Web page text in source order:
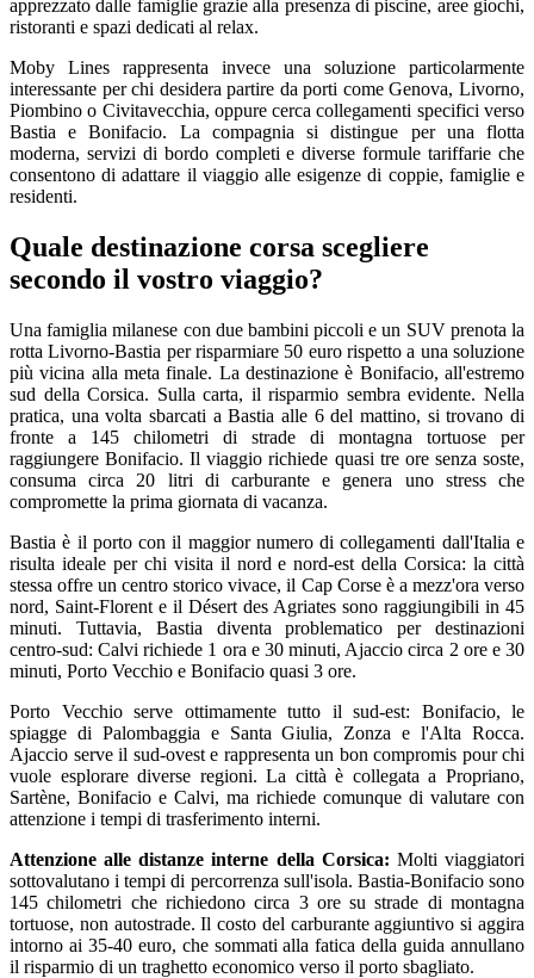
apprezzato dalle famiglie grazie alla presenza di piscine, aree giochi,
ristoranti e spazi dedicati al relax.
Moby Lines rappresenta invece una soluzione particolarmente
interessante per chi desidera partire da porti come Genova, Livorno,
Piombino o Civitavecchia, oppure cerca collegamenti specifici verso
Bastia e Bonifacio. La compagnia si distingue per una flotta
moderna, servizi di bordo completi e diverse formule tariffarie che
consentono di adattare il viaggio alle esigenze di coppie, famiglie e
residenti.
Quale destinazione corsa scegliere
secondo il vostro viaggio?
Una famiglia milanese con due bambini piccoli e un SUV prenota la
rotta Livorno-Bastia per risparmiare 50 euro rispetto a una soluzione
più vicina alla meta finale. La destinazione è Bonifacio, all'estremo
sud della Corsica. Sulla carta, il risparmio sembra evidente. Nella
pratica, una volta sbarcati a Bastia alle 6 del mattino, si trovano di
fronte a 145 chilometri di strade di montagna tortuose per
raggiungere Bonifacio. Il viaggio richiede quasi tre ore senza soste,
consuma circa 20 litri di carburante e genera uno stress che
compromette la prima giornata di vacanza.
Bastia è il porto con il maggior numero di collegamenti dall'Italia e
risulta ideale per chi visita il nord e nord-est della Corsica: la città
stessa offre un centro storico vivace, il Cap Corse è a mezz'ora verso
nord, Saint-Florent e il Désert des Agriates sono raggiungibili in 45
minuti. Tuttavia, Bastia diventa problematico per destinazioni
centro-sud: Calvi richiede 1 ora e 30 minuti, Ajaccio circa 2 ore e 30
minuti, Porto Vecchio e Bonifacio quasi 3 ore.
Porto Vecchio serve ottimamente tutto il sud-est: Bonifacio, le
spiagge di Palombaggia e Santa Giulia, Zonza e l'Alta Rocca.
Ajaccio serve il sud-ovest e rappresenta un bon compromis pour chi
vuole esplorare diverse regioni. La città è collegata a Propriano,
Sartène, Bonifacio e Calvi, ma richiede comunque di valutare con
attenzione i tempi di trasferimento interni.
Attenzione alle distanze interne della Corsica: Molti viaggiatori
sottovalutano i tempi di percorrenza sull'isola. Bastia-Bonifacio sono
145 chilometri che richiedono circa 3 ore su strade di montagna
tortuose, non autostrade. Il costo del carburante aggiuntivo si aggira
intorno ai 35-40 euro, che sommati alla fatica della guida annullano
il risparmio di un traghetto economico verso il porto sbagliato.